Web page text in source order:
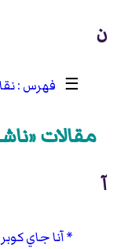
ن
☰
مقالات
آ
آنا جاي كوبر